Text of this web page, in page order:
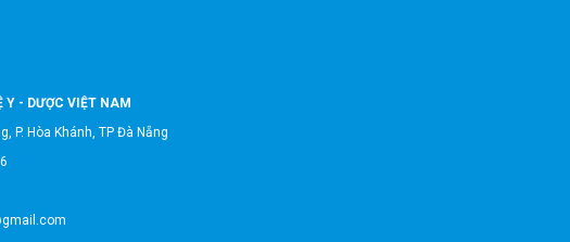
Y - DƯỢC VIỆT NAM
P. Hòa Khánh, TP Đà Nẵng